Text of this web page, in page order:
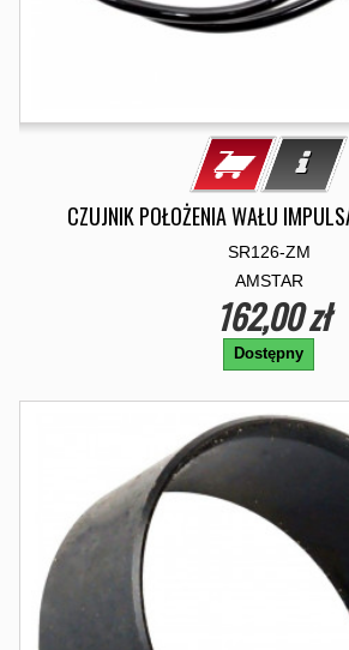
CZUJNIK POŁOŻENIA WAŁU
SR126-ZM
AMSTAR
162,00 zł
Dostępny